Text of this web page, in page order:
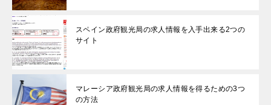
スペイン政府観光局の求人情報を入手出来る2つの
サイト
マレーシア政府観光局の求人情報を得るための3つ
の方法